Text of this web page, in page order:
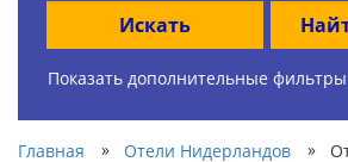
Искать
Показать дополнительные фильтры
Главная » Отели Нидерландов »